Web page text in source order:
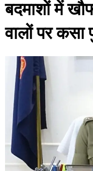
बदमाशों में
वालों पर कसा